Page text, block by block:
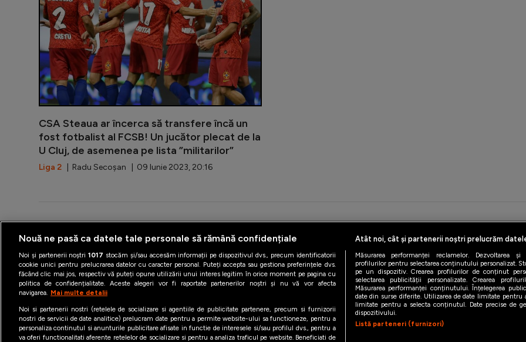
CSA Steaua ar încerca să transfere încă un
fost fotbalist al FCSB! Un jucător plecat de la
U Cluj, de asemenea pe lista ”militarilor”
Liga 2 | Radu Secoșan | 09 Iunie 2023, 20:16
Termeni şi condiţii Politica de confidentialitate Politica de utilizare Cookies Cine suntem
Nouă ne pasă ca datele tale personale să rămână confidențiale
Noi și partenerii noștri1017 stocăm și/sau accesăm informații pe dispozitivul dvs., precum identificatorii
cookie unici pentru prelucrarea datelor cu caracter personal. Puteți accepta sau gestiona preferințele dvs.
făcând clic mai jos, respectiv vă puteți opune utilizării unui interes legitim în orice moment pe pagina cu
politica de confidențialitate. Aceste alegeri vor fi raportate partenerilor noștri și nu vă vor afecta
navigarea. Mai multe detalii
Noi si partenerii nostri (retelele de socializare si agentiile de publicitate partenere, precum si furnizorii
nostri de servicii de date analitice) prelucram date pentru a permite website-ului sa functioneze, pentru a
personaliza continutul si anunturile publicitare afisate in functie de interesele si/sau profilul dvs., pentru a
va oferi functionalitati aferente retelelor de socializare si pentru a analiza traficul pe website. Beneficiati de
Atât noi, cât și partenerii noștri prelucrăm
Măsurarea performanței reclamelor. Dezvoltarea
profilurilor pentru selectarea conținutului personalizat.
pe un dispozitiv. Crearea profilurilor de conținut
selectarea publicității personalizate. Crearea
Măsurarea performanței conținutului. Înțelegerea
date din surse diferite. Utilizarea de date limitate pentru
limitate pentru a selecta conținutul. Date precise de
dispozitivului.
Listă parteneri (furnizori)